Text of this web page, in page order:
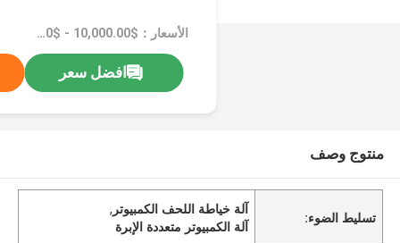
الأسعار：$10,000.00 - $50,000.00/sets
افضل سعر
منتوج وصف
تسليط الضوء:
آلة خياطة اللحف الكمبيوتر ,
آلة الكمبيوتر متعددة الإبرة